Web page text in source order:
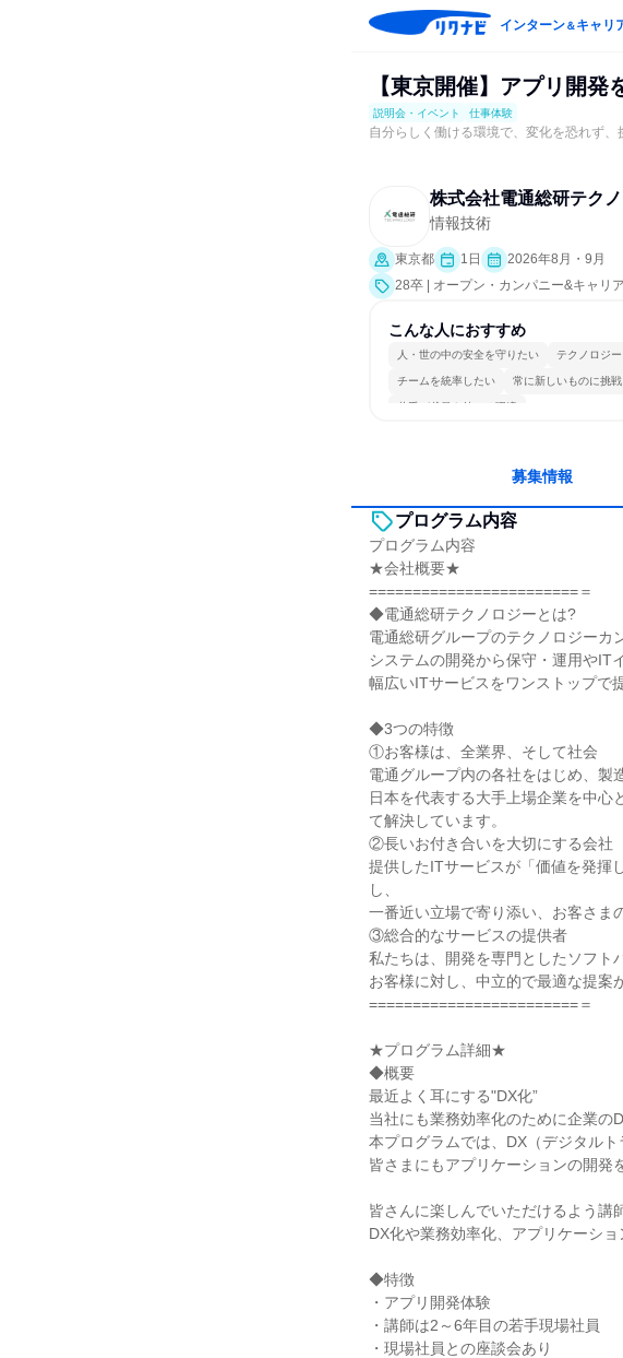
インターン＆キャリ
【東京開催】アプリ開
説明会・イベント 仕事体験
自分らしく働ける環境で、変化を恐れず、
株式会社電通総研テク
情報技術
東京都 1日
2026年8月・9月
28卒 | オープン・カンパニー&キャリ
こんな人におすすめ
人・世の中の安全を守りたい テクノロジ
チームを統率したい 常に新しいものに挑戦
若手が裁量を持てる環境
募集情報
プログラム内容
プログラム内容
★会社概要★
========================＝
◆電通総研テクノロジーとは?
電通総研グループのテクノロジーカ
システムの開発から保守・運用やIT
幅広いITサービスをワンストップで
◆3つの特徴
①お客様は、全業界、そして社会
電通グループ内の各社をはじめ、製
日本を代表する大手上場企業を中
て解決しています。
②長いお付き合いを大切にする会社
提供したITサービスが「価値を発揮
し、
一番近い立場で寄り添い、お客さま
③総合的なサービスの提供者
私たちは、開発を専門としたソフト
お客様に対し、中立的で最適な提案
========================＝
★プログラム詳細★
◆概要
最近よく耳にする"DX化”
当社にも業務効率化のために企業の
本プログラムでは、DX（デジタル
皆さまにもアプリケーションの開発
皆さんに楽しんでいただけるよう講
DX化や業務効率化、アプリケーシ
◆特徴
・アプリ開発体験
・講師は2～6年目の若手現場社員
・現場社員との座談会あり